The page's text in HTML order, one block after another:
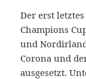
Der erst
Champions
und
Corona und
ausgesetzt.